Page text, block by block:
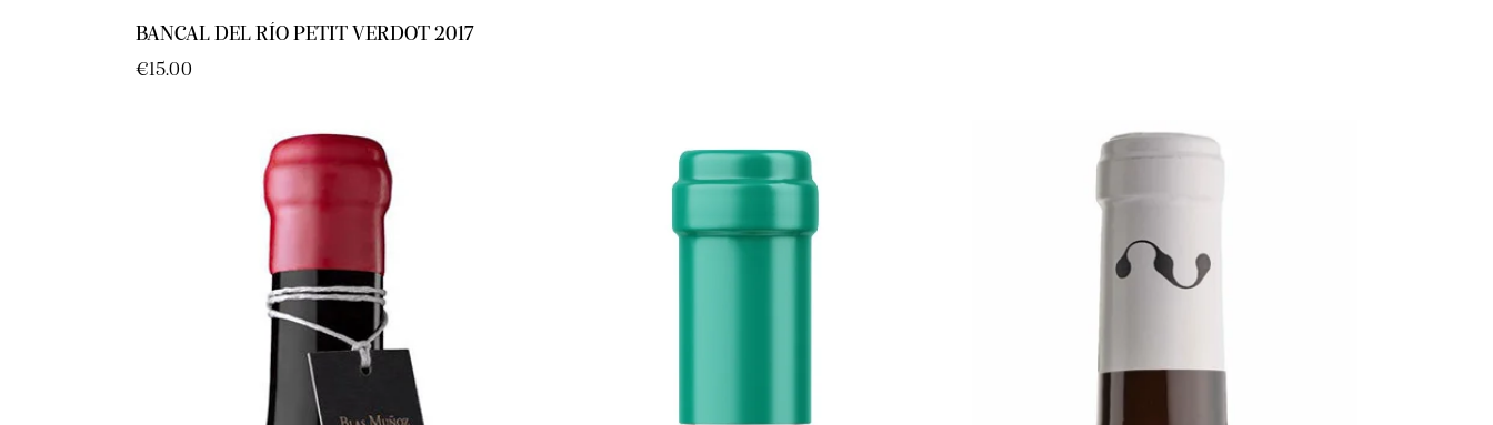
BANCAL DEL RÍO PETIT VERDOT 2017
€15.00